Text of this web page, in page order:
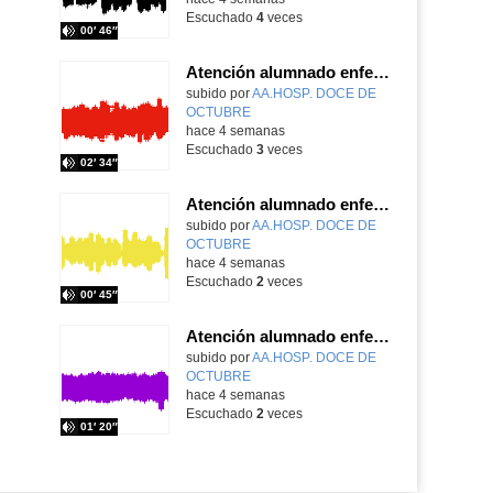
00′ 46″
Escuchado 4veces
Atención alumnado enfermo. Aula dentro del hospital. Sara Martín Fernández.
Contenido educativo.
subido porAA.HOSP. DOCE DE
OCTUBRE
02′ 34″
-
hace 4 semanas
Escuchado 3veces
Atención alumnado enfermo. Aula dentro del hospital. Rosa María Poza Hervás
Contenido educativo.
subido porAA.HOSP. DOCE DE
OCTUBRE
00′ 45″
-
hace 4 semanas
Escuchado 2 veces
Atención alumnado enfermo. SAED secundaria. Charo Villamariz Cid.
Contenido educativo.
subido porAA.HOSP. DOCE DE
OCTUBRE
01′ 20″
-
hace 4 semanas
Escuchado 2 veces